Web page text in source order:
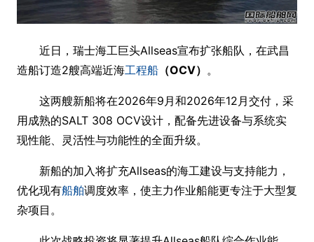
近日，瑞士海工巨头Allseas宣布扩张船队，在武昌
造船订造2艘高端近海工程船 （OCV） 。
这两艘新船将在2026年9月和2026年12月交付，采
用成熟的SALT 308 OCV设计，配备先进设备与系统实
现性能、灵活性与功能性的全面升级。
新船的加入将扩充Allseas的海工建设与支持能力，
优化现有船舶调度效率，使主力作业船能更专注于大型复
杂项目。